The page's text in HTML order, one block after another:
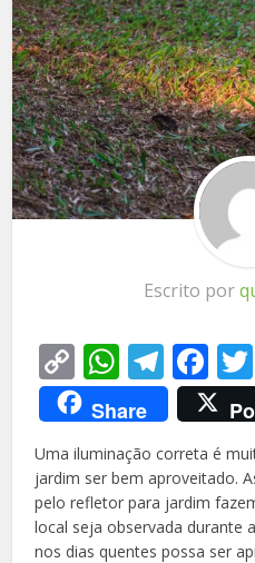
Escrito por
Copy
Link
Share
Uma iluminação correta é
jardim ser bem aproveitado.
pelo refletor para jardim
local seja observada durante
nos dias quentes possa ser